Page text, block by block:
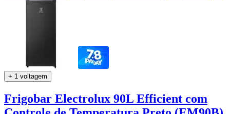
+ 1 voltagem
Frigobar Electrolux 90L Efficient com